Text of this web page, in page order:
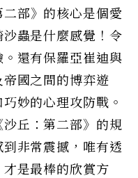
部》 的核心是個愛
蟲是什麼感覺！令
還有保羅亞崔迪與
國之間的博弈遊
妙的心理攻防戰。
沙丘：第二部》 的規
非常震撼，唯有透
是最棒的欣賞方